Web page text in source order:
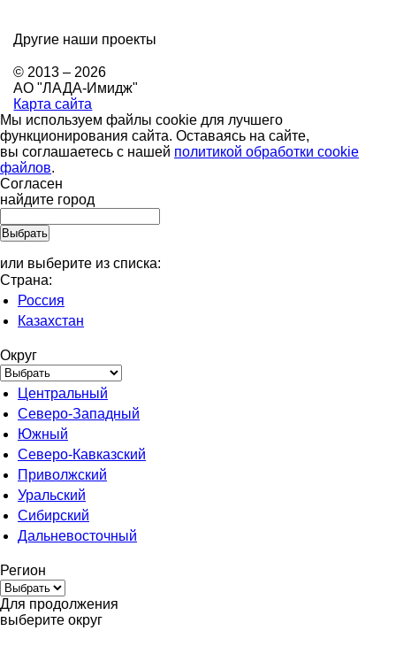
Другие наши проекты
© 2013 – 2026
АО "ЛАДА-Имидж"
Карта сайта
Мы используем файлы cookie для лучшего
функционирования сайта. Оставаясь на сайте,
вы соглашаетесь с нашей политикой обработки cookie
файлов.
Согласен
найдите город
или выберите из списка:
Страна:
Россия
Казахстан
Округ
Центральный
Северо-Западный
Южный
Северо-Кавказский
Приволжский
Уральский
Сибирский
Дальневосточный
Регион
Для продолжения
выберите округ